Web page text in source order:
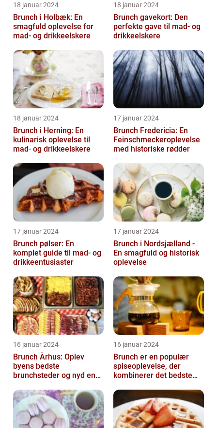
18 januar 2024
Brunch i Holbæk: En
smagfuld oplevelse for
mad- og drikkeelskere
18 januar 2024
Brunch gavekort: Den
perfekte gave til mad- og
drikkeelskere
18 januar 2024
Brunch i Herning: En
kulinarisk oplevelse til
mad- og drikkeelskere
17 januar 2024
Brunch Fredericia: En
Feinschmeckeroplevelse
med historiske rødder
17 januar 2024
Brunch pølser: En
komplet guide til mad- og
drikkeentusiaster
17 januar 2024
Brunch i Nordsjælland -
En smagfuld og historisk
oplevelse
16 januar 2024
Brunch Århus: Oplev
byens bedste
brunchsteder og nyd en
madoplevelse
16 januar 2024
Brunch er en populær
spiseoplevelse, der
kombinerer det bedste
frokost